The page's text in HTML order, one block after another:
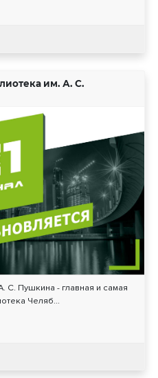
им. А. С.
С. Пушкина - главная и самая
Челяб...